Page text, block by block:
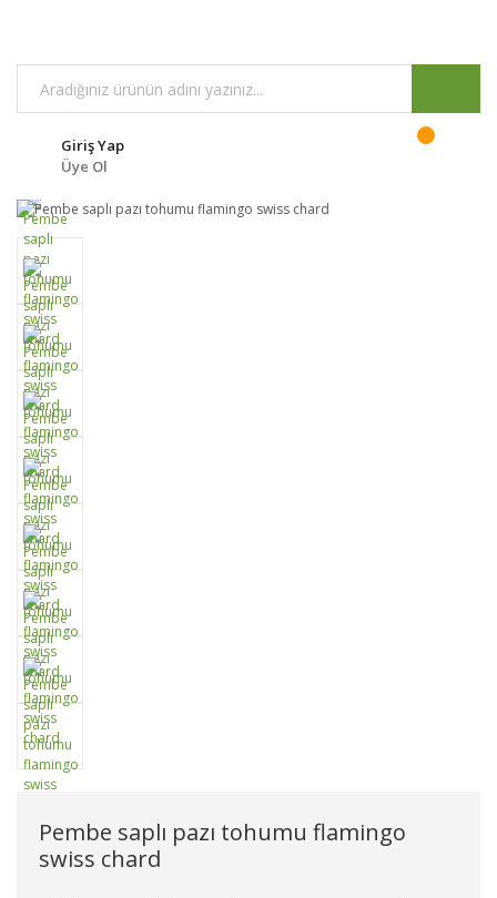
Giriş Yap
Üye Ol
Pembe saplı pazı tohumu flamingo
swiss chard